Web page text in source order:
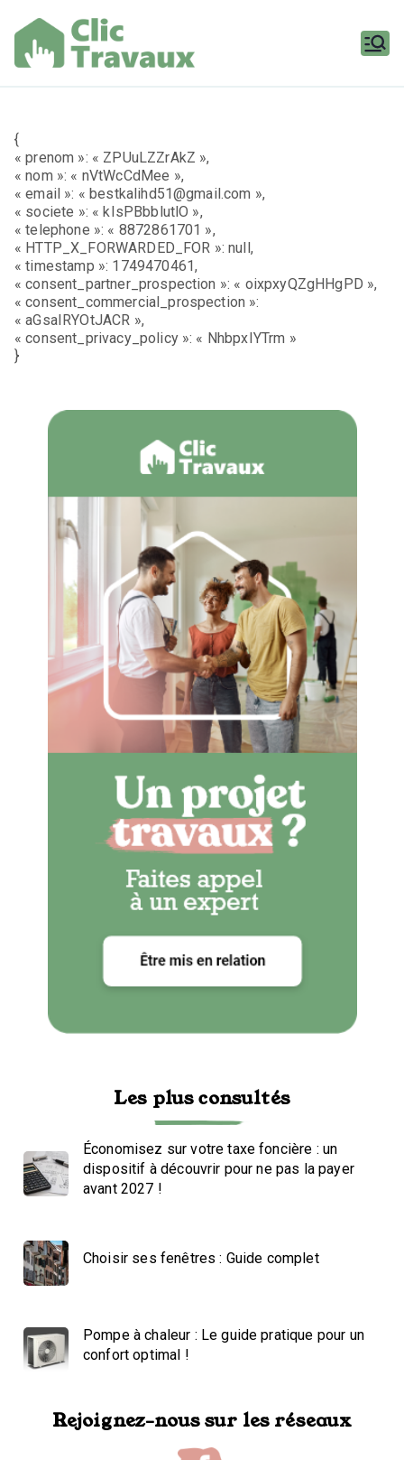
contenu
{
« prenom »: « ZPUuLZZrAkZ »,
« nom »: « nVtWcCdMee »,
« email »: « bestkalihd51@gmail.com »,
« societe »: « kIsPBbblutlO »,
« telephone »: « 8872861701 »,
« HTTP_X_FORWARDED_FOR »: null,
« timestamp »: 1749470461,
« consent_partner_prospection »: « oixpxyQZgHHgPD »,
« consent_commercial_prospection »:
« aGsaIRYOtJACR »,
« consent_privacy_policy »: « NhbpxIYTrm »
}
Les plus consultés
Économisez sur votre taxe foncière : un
dispositif à découvrir pour ne pas la payer
avant 2027 !
Choisir ses fenêtres : Guide complet
Pompe à chaleur : Le guide pratique pour un
confort optimal !
Rejoignez-nous sur les réseaux